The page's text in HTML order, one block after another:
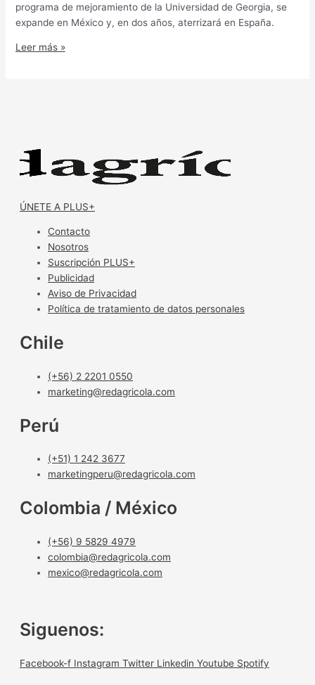
programa de mejoramiento de la Universidad de Georgia, se
expande en México y, en dos años, aterrizará en España.
Leer más »
ÚNETE A PLUS+
Contacto
Nosotros
Suscripción PLUS+
Publicidad
Aviso de Privacidad
Política de tratamiento de datos personales
Chile
(+56) 2 2201 0550
marketing@redagricola.com
Perú
(+51) 1 242 3677
marketingperu@redagricola.com
Colombia / México
(+56) 9 5829 4979
colombia@redagricola.com
mexico@redagricola.com
Siguenos:
Facebook-f Instagram Twitter Linkedin Youtube Spotify